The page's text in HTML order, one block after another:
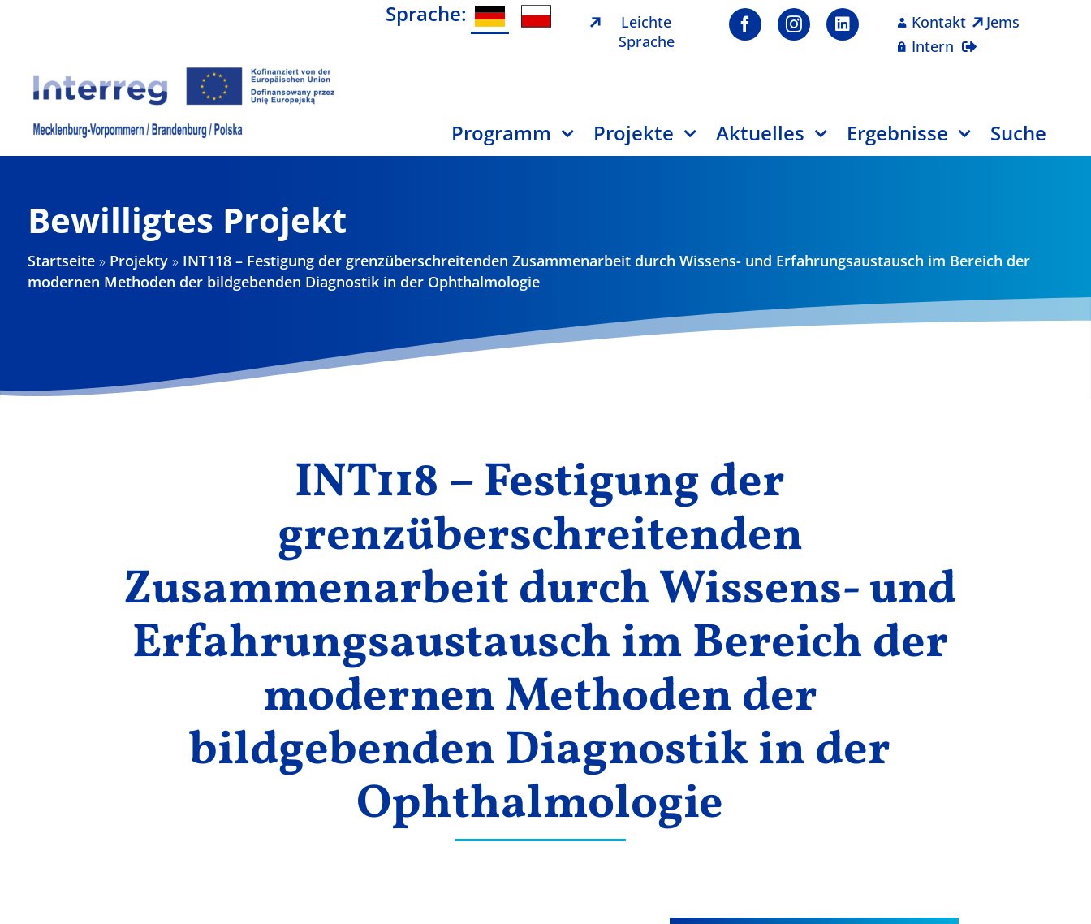
Sprache:
Leichte
Sprache
Kontakt
Jems
Intern
Programm Projekte Aktuelles Ergebnisse Suche
Bewilligtes Projekt
Startseite » Projekty » INT118 – Festigung der grenzüberschreitenden Zusammenarbeit durch Wissens- und Erfahrungsaustausch im Bereich der
modernen Methoden der bildgebenden Diagnostik in der Ophthalmologie
INT118 – Festigung der
grenzüberschreitenden
Zusammenarbeit durch Wissens- und
Erfahrungsaustausch im Bereich der
modernen Methoden der
bildgebenden Diagnostik in der
Ophthalmologie